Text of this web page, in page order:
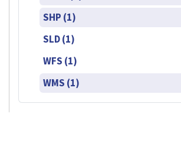
SHP (1)
SLD (1)
WFS (1)
WMS (1)